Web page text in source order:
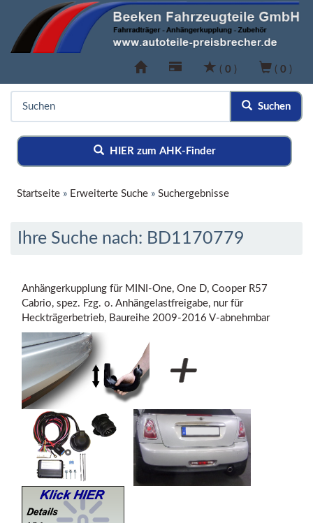
( 0 ) ( 0 )
Suchen
HIER zum AHK-Finder
Startseite » Erweiterte Suche » Suchergebnisse
Ihre Suche nach: BD1170779
Anhängerkupplung für MINI-One, One D, Cooper R57
Cabrio, spez. Fzg. o. Anhängelastfreigabe, nur für
Heckträgerbetrieb, Baureihe 2009-2016 V-abnehmbar